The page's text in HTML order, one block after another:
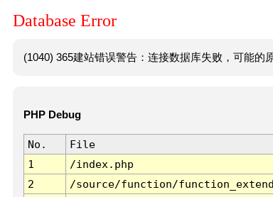
Database Error
(1040) 365建站错误警告：连接数据库失败，可能的
PHP Debug
No. File
1
/index.php
2
/source/function/